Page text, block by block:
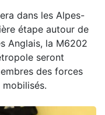
dans les Alpes-
étape autour de
Anglais, la M6202
seront
des forces